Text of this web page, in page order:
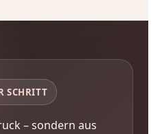
SCHRITT
– sondern aus